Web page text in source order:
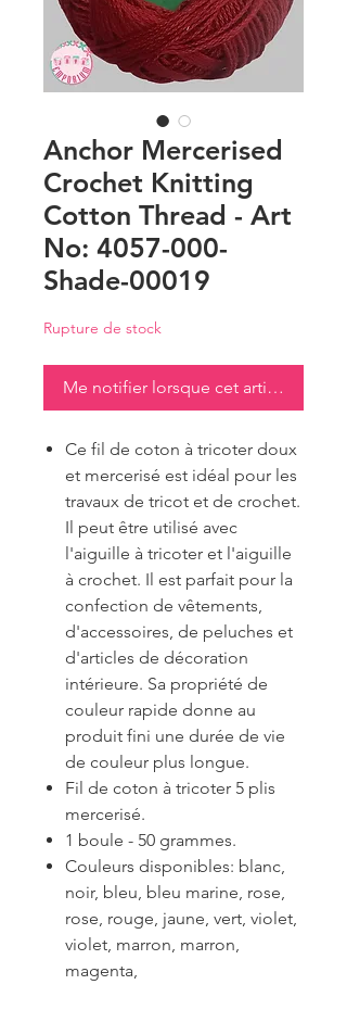
Anchor Mercerised
Crochet Knitting
Cotton Thread - Art
No: 4057-000-
Shade-00019
Rupture de stock
Me notifier lorsque cet article est
Ce fil de coton à tricoter doux
et mercerisé est idéal pour les
travaux de tricot et de crochet.
Il peut être utilisé avec
l'aiguille à tricoter et l'aiguille
à crochet. Il est parfait pour la
confection de vêtements,
d'accessoires, de peluches et
d'articles de décoration
intérieure. Sa propriété de
couleur rapide donne au
produit fini une durée de vie
de couleur plus longue.
Fil de coton à tricoter 5 plis
mercerisé.
1 boule - 50 grammes.
Couleurs disponibles: blanc,
noir, bleu, bleu marine, rose,
rose, rouge, jaune, vert, violet,
violet, marron, marron,
magenta,